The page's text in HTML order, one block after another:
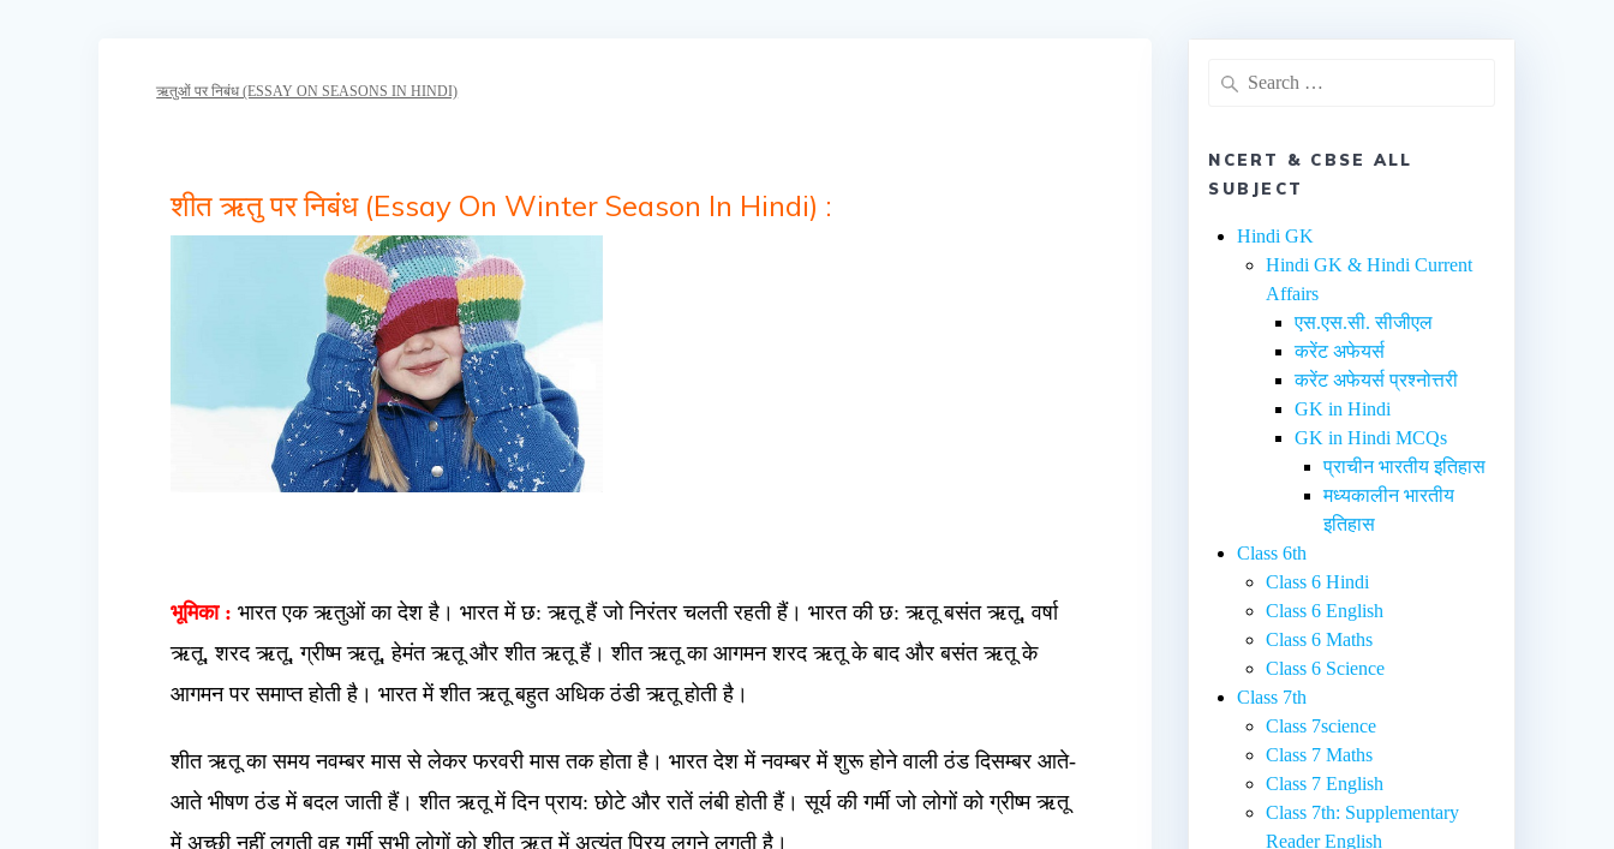
ऋतुओं पर निबंध (ESSAY ON SEASONS IN HINDI)
शीत ऋतु पर निबंध (Essay On Winter Season In Hindi) :
भूमिका : भारत एक ऋतुओं का देश है। भारत में छ: ऋतू हैं जो निरंतर चलती रहती हैं। भारत की छ: ऋतू बसंत ऋतू, वर्षा
ऋतू, शरद ऋतू, ग्रीष्म ऋतू, हेमंत ऋतू और शीत ऋतू हैं। शीत ऋतू का आगमन शरद ऋतू के बाद और बसंत ऋतू के
आगमन पर समाप्त होती है। भारत में शीत ऋतू बहुत अधिक ठंडी ऋतू होती है।
शीत ऋतू का समय नवम्बर मास से लेकर फरवरी मास तक होता है। भारत देश में नवम्बर में शुरू होने वाली ठंड दिसम्बर आते-
आते भीषण ठंड में बदल जाती हैं। शीत ऋतू में दिन प्राय: छोटे और रातें लंबी होती हैं। सूर्य की गर्मी जो लोगों को ग्रीष्म ऋतू
में अच्छी नहीं लगती वह गर्मी सभी लोगों को शीत ऋतू में अत्यंत प्रिय लगने लगती है।
NCERT & CBSE ALL
SUBJECT
Hindi GK
Hindi GK & Hindi Current
Affairs
एस.एस.सी. सीजीएल
करेंट अफेयर्स
करेंट अफेयर्स प्रश्नोत्तरी
GK in Hindi
GK in Hindi MCQs
प्राचीन भारतीय इतिहास
मध्यकालीन भारतीय
इतिहास
Class 6th
Class 6 Hindi
Class 6 English
Class 6 Maths
Class 6 Science
Class 7th
Class 7science
Class 7 Maths
Class 7 English
Class 7th: Supplementary
Reader English